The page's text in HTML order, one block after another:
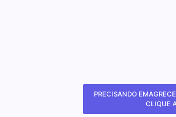
PRECISANDO
CLIQUE